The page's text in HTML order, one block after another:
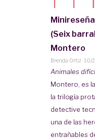
(Seix
Montero
Brenda Ortiz · 10/
Animales
Montero, es
la trilogía
detective
una de las
entrañables